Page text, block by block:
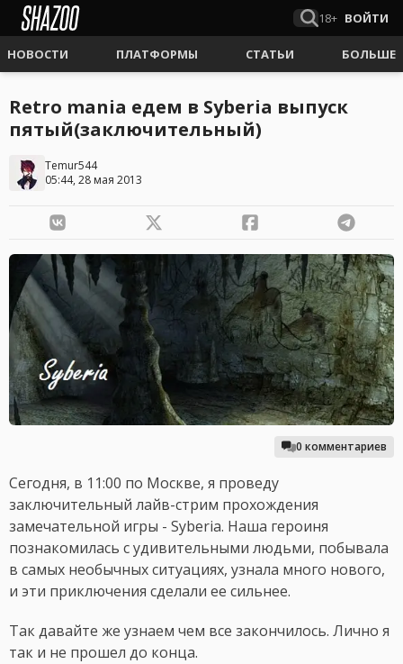
18+ ВОЙТИ
НОВОСТИ ПЛАТФОРМЫ СТАТЬИ БОЛЬШЕ
Retro mania едем в Syberia выпуск
пятый(заключительный)
Temur544
05:44, 28 мая 2013
0 комментариев
Сегодня, в 11:00 по Москве, я проведу
заключительный лайв-стрим прохождения
замечательной игры - Syberia. Наша героиня
познакомилась с удивительными людьми, побывала
в самых необычных ситуациях, узнала много нового,
и эти приключения сделали ее сильнее.
Так давайте же узнаем чем все закончилось. Лично я
так и не прошел до конца.